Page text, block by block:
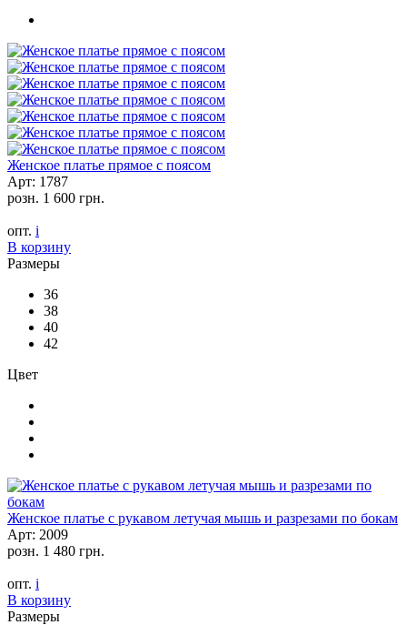
Женское платье прямое с поясом
Арт: 1787
розн. 1 600 грн.
опт. i
В корзину
Размеры
36
38
40
42
Цвет
Женское платье с рукавом летучая мышь и разрезами по бокам
Арт: 2009
розн. 1 480 грн.
опт. i
В корзину
Размеры